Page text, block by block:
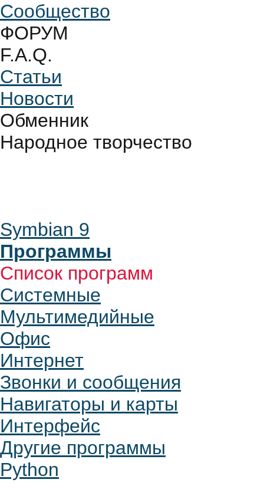
Сообщество
ФОРУМ
F.A.Q.
Статьи
Новости
Обменник
Народное творчество
Symbian 9
Программы
Список программ
Системные
Мультимедийные
Офис
Интернет
Звонки и сообщения
Навигаторы и карты
Интерфейс
Другие программы
Python